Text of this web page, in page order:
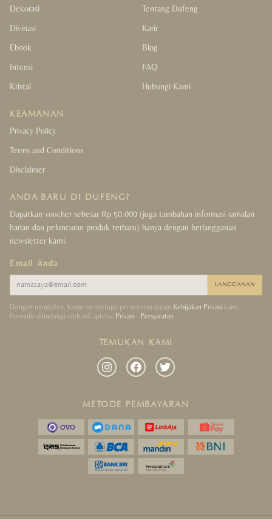
Dekorasi
Divinasi
Ebook
Intensi
Kristal
Tentang Dufeng
Karir
Blog
FAQ
Hubungi Kami
KEAMANAN
Privacy Policy
Terms and Conditions
Disclaimer
ANDA BARU DI DUFENG?
Dapatkan voucher sebesar Rp 50.000 (juga tambahan informasi ramalan
harian dan peluncuran produk terbaru) hanya dengan berlangganan
newsletter kami.
Email Anda
LANGGANAN
Dengan mendaftar, kamu menyetujui persyaratan dalam Kebijakan Privasi kami.
Formulir dilindungi oleh reCaptcha. Privasi - Persyaratan
TEMUKAN KAMI
METODE PEMBAYARAN